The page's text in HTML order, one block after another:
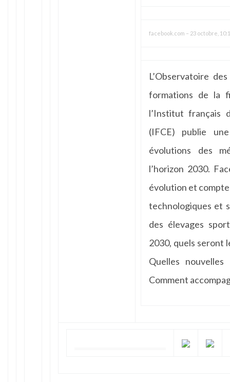
facebook.com – 23 octobre,
L’Observatoire
formations de la
l’Institut français
(IFCE) publie
évolutions des
l’horizon 2030.
évolution et
technologiques et
des élevages
2030, quels seront
Quelles nouvelles
Comment